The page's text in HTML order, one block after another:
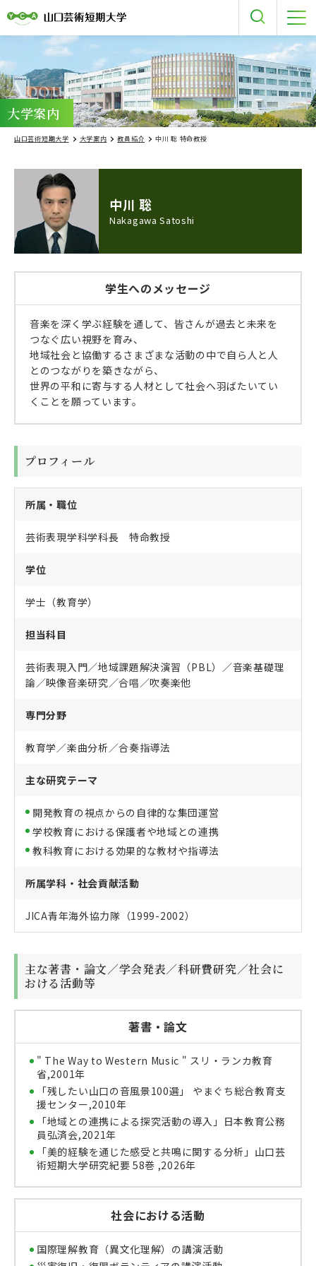
About
大学案内
山口芸術短期大学 大学案内 教員紹介 中川 聡 特命教授
中川 聡
Nakagawa Satoshi
学生へのメッセージ
音楽を深く学ぶ経験を通して、皆さんが過去と未来を
つなぐ広い視野を育み、
地域社会と協働するさまざまな活動の中で自ら人と人
とのつながりを築きながら、
世界の平和に寄与する人材として社会へ羽ばたいてい
くことを願っています。
プロフィール
所属・職位
芸術表現学科学科長 特命教授
学位
学士（教育学）
担当科目
芸術表現入門／地域課題解決演習（PBL）／音楽基礎理
論／映像音楽研究／合唱／吹奏楽他
専門分野
教育学／楽曲分析／合奏指導法
主な研究テーマ
開発教育の視点からの自律的な集団運営
学校教育における保護者や地域との連携
教科教育における効果的な教材や指導法
所属学科・社会貢献活動
JICA青年海外協力隊（1999-2002）
主な著書・論文／学会発表／科研費研究／社会に
おける活動等
著書・論文
" The Way to Western Music " スリ・ランカ教育
省,2001年
「残したい山口の音風景100選」 やまぐち総合教育支
援センター,2010年
「地域との連携による探究活動の導入」日本教育公務
員弘済会,2021年
「美的経験を通じた感受と共鳴に関する分析」山口芸
術短期大学研究紀要 58巻 ,2026年
社会における活動
国際理解教育（異文化理解）の講演活動